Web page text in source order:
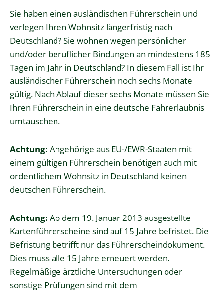
Sie haben einen ausländischen Führerschein und
verlegen Ihren Wohnsitz längerfristig nach
Deutschland? Sie wohnen wegen persönlicher
und/oder beruflicher Bindungen an mindestens 185
Tagen im Jahr in Deutschland? In diesem Fall ist Ihr
ausländischer Führerschein noch sechs Monate
gültig. Nach Ablauf dieser sechs Monate müssen Sie
Ihren Führerschein in eine deutsche Fahrerlaubnis
umtauschen.
Achtung: Angehörige aus EU-/EWR-Staaten mit
einem gültigen Führerschein benötigen auch mit
ordentlichem Wohnsitz in Deutschland keinen
deutschen Führerschein.
Achtung: Ab dem 19. Januar 2013 ausgestellte
Kartenführerscheine sind auf 15 Jahre befristet. Die
Befristung betrifft nur das Führerscheindokument.
Dies muss alle 15 Jahre erneuert werden.
Regelmäßige ärztliche Untersuchungen oder
sonstige Prüfungen sind mit dem